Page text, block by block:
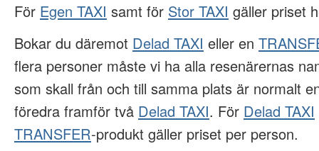
För Egen TAXI samt för Stor TAXI gäller priset
Bokar du däremot Delad TAXI eller en
flera personer måste vi ha alla resenärernas
som skall från och till samma plats är normalt
föredra framför två Delad TAXI. För Delad TAXI
TRANSFER-produkt gäller priset per person.